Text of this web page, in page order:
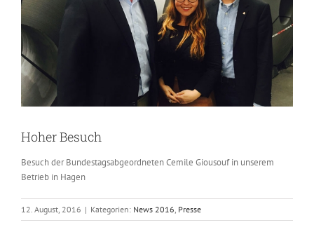
Hoher Besuch
Besuch der Bundestagsabgeordneten Cemile Giousouf in unserem
Betrieb in Hagen
12. August, 2016 | Kategorien: News 2016, Presse